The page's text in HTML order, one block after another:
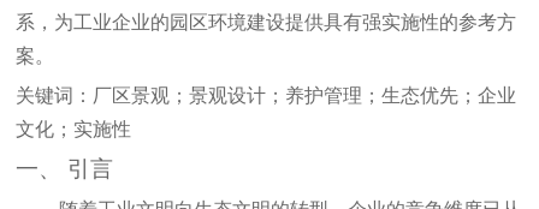
系，为工业企业的园区环境建设提供具有强实施性的参考方
案。
关键词：厂区景观；景观设计；养护管理；生态优先；企业
文化；实施性
一、 引言